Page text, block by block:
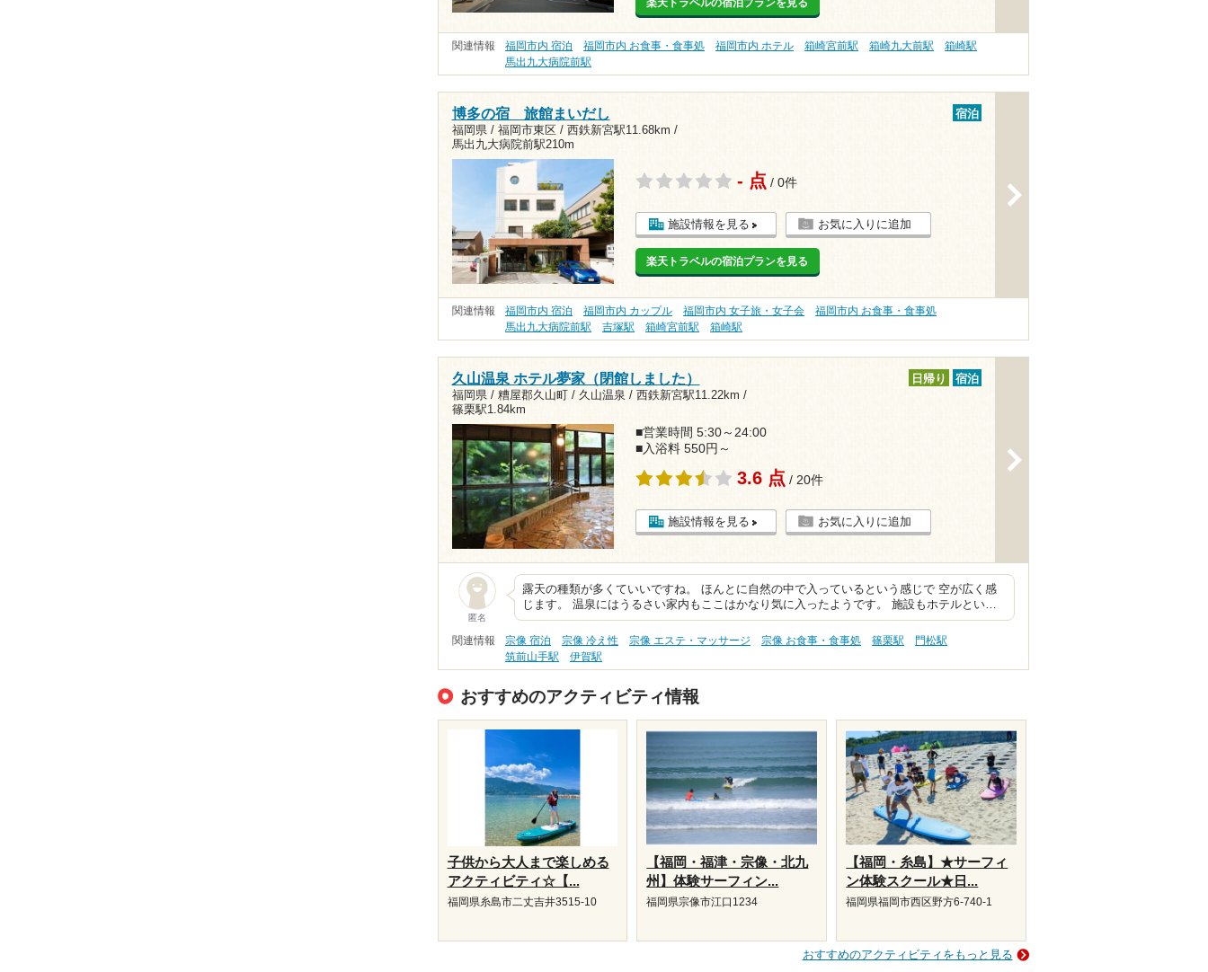
楽天トラベルの宿泊プランを見る
関連情報 福岡市内 宿泊 福岡市内 お食事・食事処 福岡市内 ホテル 箱崎宮前駅 箱崎九大前駅
箱崎駅
馬出九大病院前駅
博多の宿 旅館まいだし
福岡県 / 福岡市東区 / 西鉄新宮駅11.68km /
馬出九大病院前駅210m
宿泊
- 点 / 0件
施設情報を見る お気に入りに追加
楽天トラベルの宿泊プランを見る
関連情報 福岡市内 宿泊 福岡市内 カップル 福岡市内 女子旅・女子会
福岡市内 お食事・食事処
馬出九大病院前駅
吉塚駅 箱崎宮前駅 箱崎駅
久山温泉 ホテル夢家（閉館しました）
福岡県 / 糟屋郡久山町 / 久山温泉 / 西鉄新宮駅11.22km /
篠栗駅1.84km
日帰り 宿泊
■営業時間 5:30～24:00
■入浴料 550円～
3.6 点 / 20件
施設情報を見る お気に入りに追加
匿名
露天の種類が多くていいですね。 ほんとに自然の中で入っているという感じで 空が広く感
じます。 温泉にはうるさい家内もここはかなり気に入ったようです。 施設もホテルとい…
関連情報 宗像 宿泊 宗像 冷え性 宗像 エステ・マッサージ 宗像 お食事・食事処 篠栗駅
門松駅
筑前山手駅
伊賀駅
おすすめのアクティビティ情報
子供から大人まで楽しめる
アクティビティ☆【...
福岡県糸島市二丈吉井3515-10
【福岡・福津・宗像・北九
州】体験サーフィン...
福岡県宗像市江口1234
【福岡・糸島】★サーフィ
ン体験スクール★日...
福岡県福岡市西区野方6-740-1
おすすめのアクティビティをもっと見る